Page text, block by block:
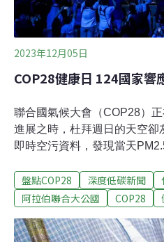
2023年12月05日
COP28健康日 124國家響
聯合國氣候大會（COP28）
進展之時，杜拜週日的天空卻
即時空污資料，發現當天
候大會有史以來第一次的健康
帶來的健康危害。124國決定
作，為對抗熱帶疾病投入7.77
盤點COP28 深度低碳新聞
阿拉伯聯合大公國
COP28